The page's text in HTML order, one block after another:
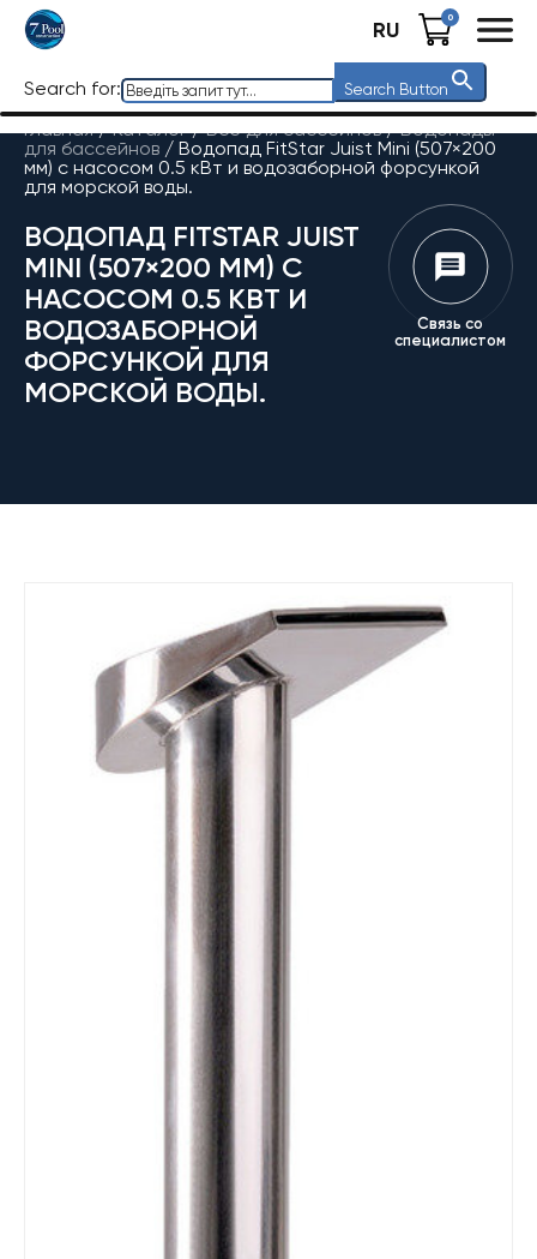
RU 0
Search for: Search Button
Главная / Каталог/Все для бассейнов/Водопады
для бассейнов / Водопад FitStar Juist Mini (507×200
мм) с насосом 0.5 кВт и водозаборной форсункой
для морской воды.
ВОДОПАД FITSTAR JUIST
MINI (507×200 ММ) С
НАСОСОМ 0.5 КВТ И
ВОДОЗАБОРНОЙ
ФОРСУНКОЙ ДЛЯ
МОРСКОЙ ВОДЫ.
Связь со
специалистом